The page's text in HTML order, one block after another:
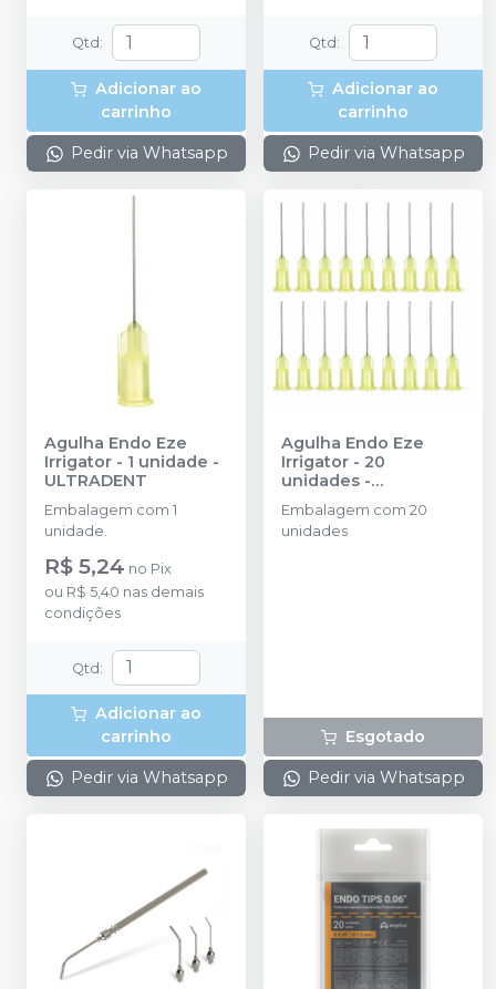
Qtd :
Adicionar ao
carrinho
Pedir via Whatsapp
1 Endo-Eze Irrigator Tip.
Qtd :
Adicionar ao
carrinho
Pedir via Whatsapp
Agulha Endo Eze
Irrigator - 1 unidade -
ULTRADENT
Embalagem com 1
unidade.
R$ 5,24 no Pix
ou R$ 5,40 nas demais
condições
Qtd:
Adicionar ao
carrinho
Pedir via Whatsapp
Agulha Endo Eze
Irrigator - 20
unidades -
ULTRADENT
Embalagem com 20
unidades
Esgotado
Pedir via Whatsapp